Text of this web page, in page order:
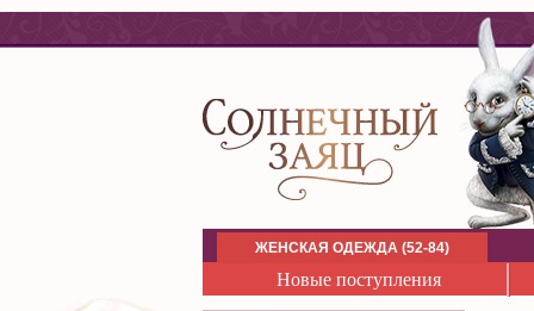
ЖЕНСКАЯ ОДЕЖДА (52-84)
Новые поступления